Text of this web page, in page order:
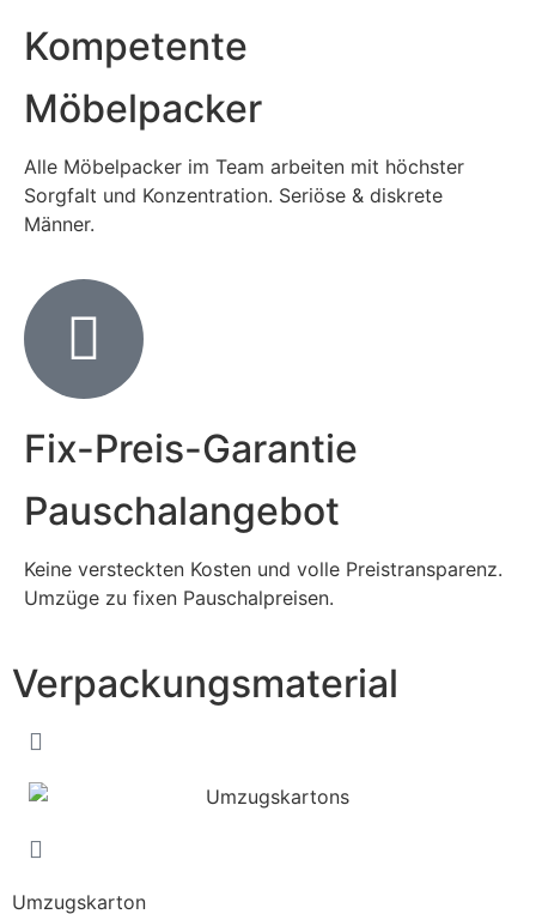
Kompetente
Möbelpacker
Alle Möbelpacker im Team arbeiten mit höchster
Sorgfalt und Konzentration. Seriöse & diskrete
Männer.
Fix-Preis-Garantie
Pauschalangebot
Keine versteckten Kosten und volle Preistransparenz.
Umzüge zu fixen Pauschalpreisen.
Verpackungsmaterial
Umzugskarton